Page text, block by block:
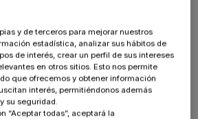
negocio.
del nivel de exposición a que
materialice sobre uno o más
daños o perjuicios a la
actividades coordinadas para
la organización con relación al
y de terceros para mejorar nuestros
estadística, analizar sus hábitos de
de interés, crear un perfil de sus intereses
en otros sitios. Esto nos permite
que ofrecemos y obtener información
interés, permitiéndonos además
su seguridad.
“Aceptar todas”, aceptará la